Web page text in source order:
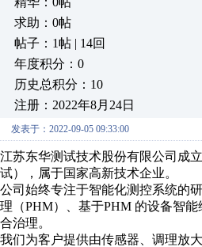
求助：0帖
帖子：1帖 | 14回
年度积分：0
历史总积分：10
注册：2022年8月24日
发表于：2022-09-05 09:33:00
江苏东华测试技术股份有限公司成
试），属于国家高新技术企业。
公司始终专注于智能化测控系统的
理（PHM）、基于PHM 的设备智
合治理。
我们为客户提供由传感器、调理放